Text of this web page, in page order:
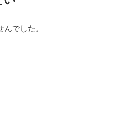
でした。